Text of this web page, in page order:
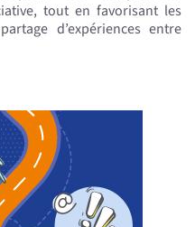
tout en favorisant les
d’expériences entre